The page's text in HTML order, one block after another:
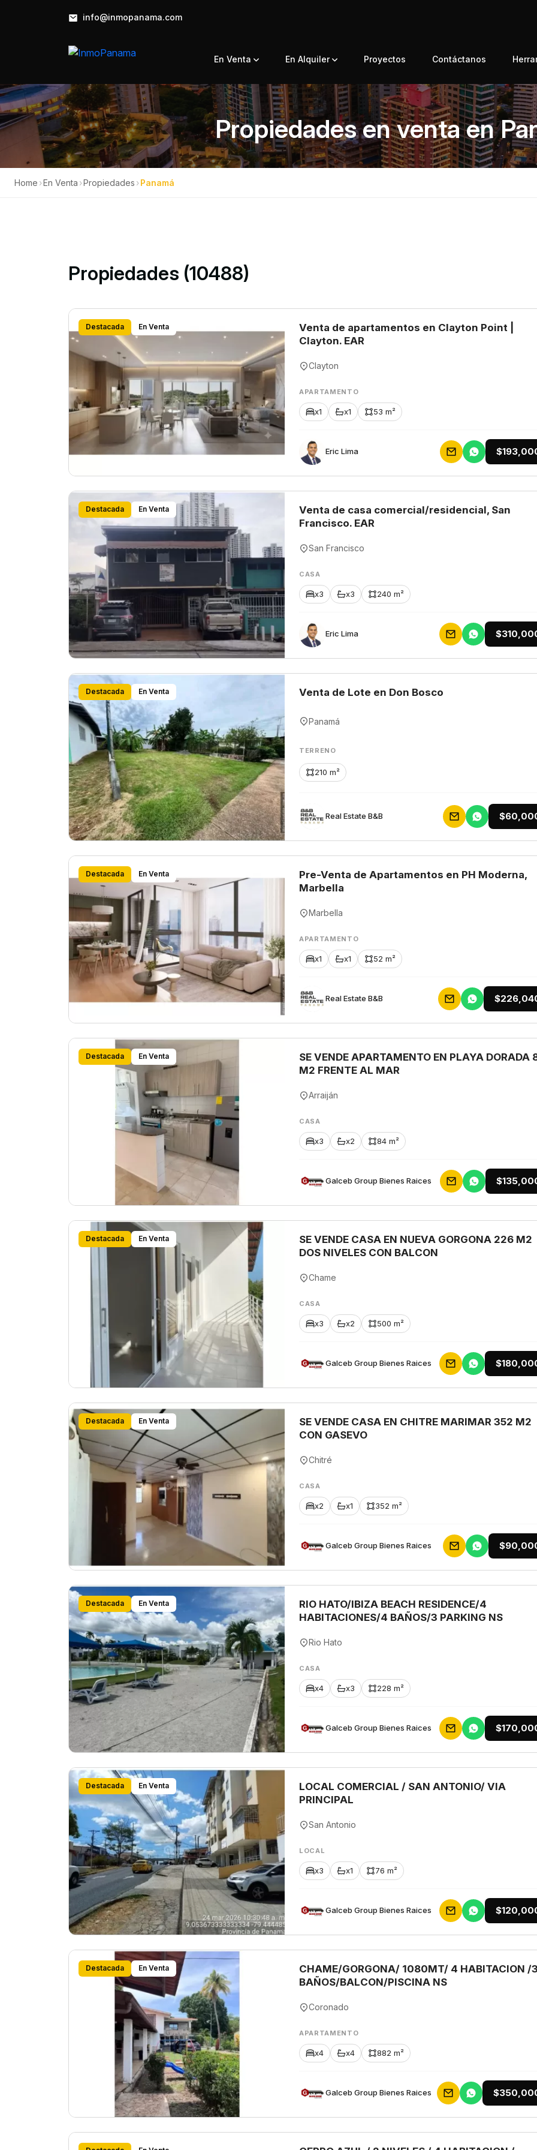
info@inmopanama.com
En Venta En Alquiler Proyectos Contáctanos
Propiedades en venta en
Home ›En Venta ›Propiedades ›Panamá
Propiedades (10488)
Destacada En Venta
Venta de apartamentos en Clayton Point |
Clayton. EAR
Clayton
APARTAMENTO
x1 x1 53 m²
Eric Lima
Destacada En Venta
Venta de casa comercial/residencial, San
Francisco. EAR
San Francisco
CASA
x3 x3 240 m²
Eric Lima
Destacada En Venta Venta de Lote en Don Bosco
Panamá
TERRENO
210 m²
Rеаl Еstаtе В&В
Destacada En Venta
Pre-Venta de Apartamentos en PH Moderna,
Marbella
Marbella
APARTAMENTO
x1 x1 52 m²
Rеаl Еstаtе В&В
Destacada En Venta
SE VENDE APARTAMENTO EN PLAYA DORADA
M2 FRENTE AL MAR
Arraiján
CASA
x3 x2 84 m²
Galceb Group Bienes Raices
Destacada En Venta
SE VENDE CASA EN NUEVA GORGONA 226 M2
DOS NIVELES CON BALCON
Chame
CASA
x3 x2 500 m²
Galceb Group Bienes Raices
Destacada En Venta
SE VENDE CASA EN CHITRE MARIMAR 352 M2
CON GASEVO
Chitré
CASA
x2 x1 352 m²
Galceb Group Bienes Raices
Destacada En Venta
RIO HATO/IBIZA BEACH RESIDENCE/4
HABITACIONES/4 BAÑOS/3 PARKING NS
Rio Hato
CASA
x4 x3 228 m²
Galceb Group Bienes Raices
Destacada En Venta
LOCAL COMERCIAL / SAN ANTONIO/ VIA
PRINCIPAL
San Antonio
LOCAL
x3 x1 76 m²
Galceb Group Bienes Raices
Destacada En Venta
CHAME/GORGONA/ 1080MT/ 4 HABITACION /
BAÑOS/BALCON/PISCINA NS
Coronado
APARTAMENTO
x4 x4 882 m²
Galceb Group Bienes Raices